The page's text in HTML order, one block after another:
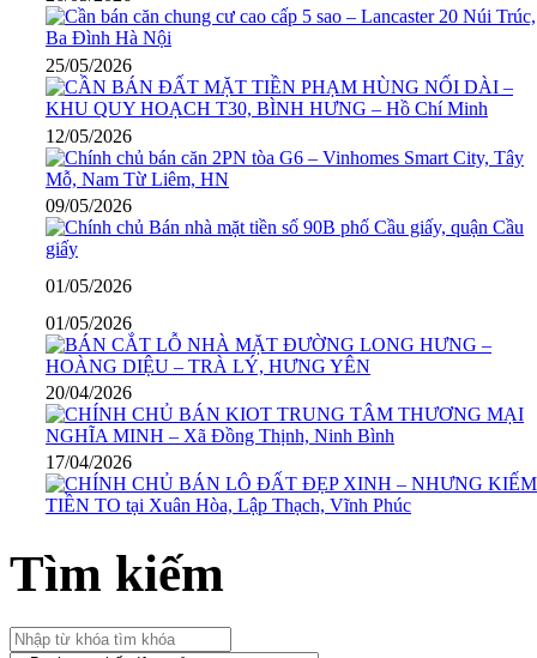
25/05/2026
12/05/2026
09/05/2026
01/05/2026
01/05/2026
20/04/2026
17/04/2026
Tìm kiếm